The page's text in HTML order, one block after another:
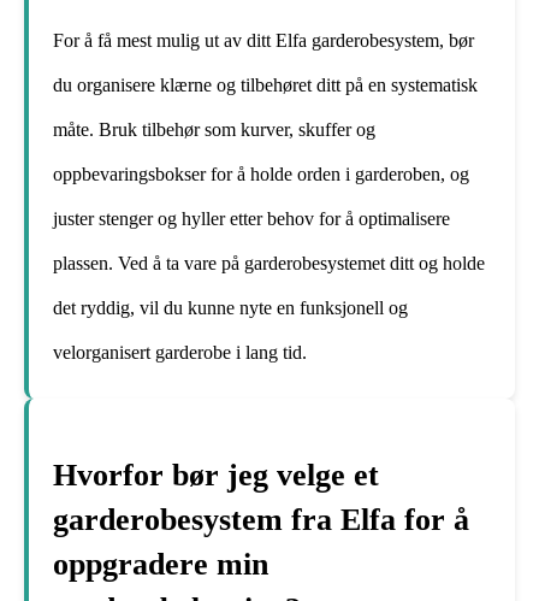
For å få mest mulig ut av ditt Elfa garderobesystem, bør
du organisere klærne og tilbehøret ditt på en systematisk
måte. Bruk tilbehør som kurver, skuffer og
oppbevaringsbokser for å holde orden i garderoben, og
juster stenger og hyller etter behov for å optimalisere
plassen. Ved å ta vare på garderobesystemet ditt og holde
det ryddig, vil du kunne nyte en funksjonell og
velorganisert garderobe i lang tid.
Hvorfor bør jeg velge et
garderobesystem fra Elfa for å
oppgradere min